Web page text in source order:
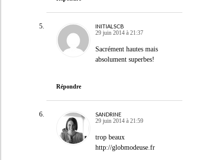
INITIALSCB
29 juin 2014 à 21:37
Sacrément hautes mais
absolument superbes!
Répondre
SANDRINE
29 juin 2014 à 21:59
trop beaux
http://globmodeuse.fr